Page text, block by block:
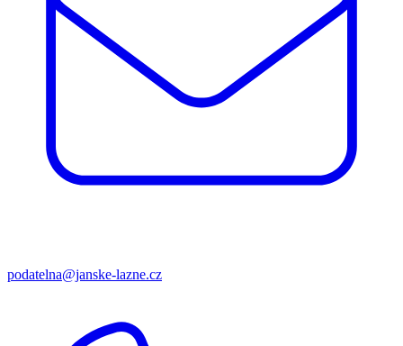
podatelna@janske-lazne.cz